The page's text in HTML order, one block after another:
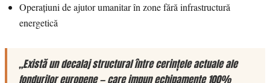
Operațiuni de ajutor umanitar în zone fără infrastructură
energetică
„Există un decalaj structural între cerințele actuale ale
fondurilor europene — care impun echipamente 100%